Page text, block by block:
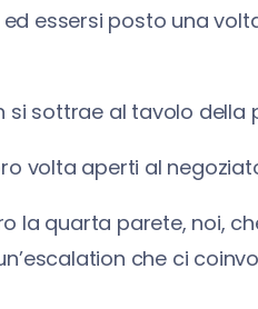
essersi posto una
si sottrae al tavolo della
volta aperti al
la quarta parete, noi,
che ci